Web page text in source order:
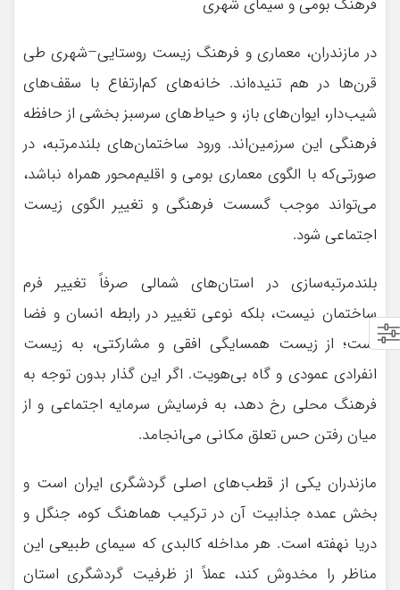
فرهنگ بومی و سیمای شهری
در مازندران، معماری و فرهنگ زیست روستایی–شهری طی
قرن‌ها در هم تنیده‌اند. خانه‌های کم‌ارتفاع با سقف‌های
شیب‌دار، ایوان‌های باز، و حیاط‌های سرسبز بخشی از حافظه
فرهنگی این سرزمین‌اند. ورود ساختمان‌های بلندمرتبه، در
صورتی‌که با الگوی معماری بومی و اقلیم‌محور همراه نباشد،
می‌تواند موجب گسست فرهنگی و تغییر الگوی زیست
اجتماعی شود.
بلندمرتبه‌سازی در استان‌های شمالی صرفاً تغییر فرم
ساختمان نیست، بلکه نوعی تغییر در رابطه انسان و فضا
است؛ از زیست همسایگی افقی و مشارکتی، به زیست
انفرادی عمودی و گاه بی‌هویت. اگر این گذار بدون توجه به
فرهنگ محلی رخ دهد، به فرسایش سرمایه اجتماعی و از
میان رفتن حس تعلق مکانی می‌انجامد.
مازندران یکی از قطب‌های اصلی گردشگری ایران است و
بخش عمده جذابیت آن در ترکیب هماهنگ کوه، جنگل و
دریا نهفته است. هر مداخله کالبدی که سیمای طبیعی این
مناظر را مخدوش کند، عملاً از ظرفیت گردشگری استان